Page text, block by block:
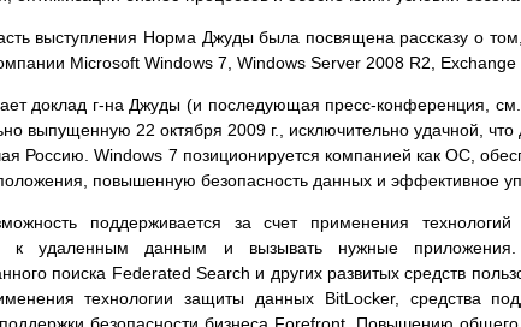
выступления Норма Джуды была посвящена рассказу о
Microsoft Windows 7, Windows Server 2008 R2,
доклад г-на Джуды (и последующая пресс-конференция,
выпущенную 22 октября 2009 г., исключительно удачной,
Россию. Windows 7 позиционируется компанией как ОС,
повышенную безопасность данных и эффективное
поддерживается за счет применения
к удаленным данным и вызывать нужные приложения.
поиска Federated Search и других развитых средств
технологии защиты данных BitLocker, средства